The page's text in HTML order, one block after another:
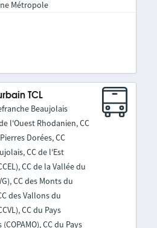
Métropole
TCL
Beaujolais
l'Ouest Rhodanien, CC
Dorées, CC
CC de l'Est
CC de la Vallée du
CC des Monts du
des Vallons du
CC du Pays
CC du Pays